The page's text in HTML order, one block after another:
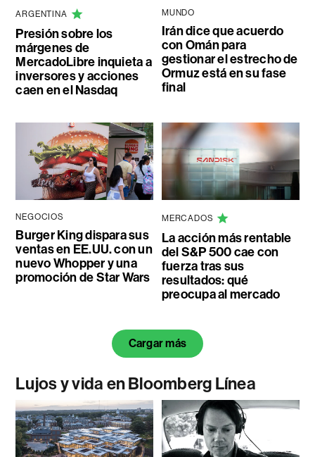
ARGENTINA
Presión sobre los
márgenes de
MercadoLibre inquieta a
inversores y acciones
caen en el Nasdaq
MUNDO
Irán dice que acuerdo
con Omán para
gestionar el estrecho de
Ormuz está en su fase
final
NEGOCIOS
Burger King dispara sus
ventas en EE.UU. con un
nuevo Whopper y una
promoción de Star Wars
MERCADOS
La acción más rentable
del S&P 500 cae con
fuerza tras sus
resultados: qué
preocupa al mercado
Cargar más
Lujos y vida en Bloomberg Línea